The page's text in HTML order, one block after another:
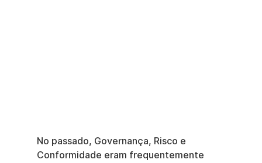
No passado, Governança, Risco e
Conformidade eram frequentemente